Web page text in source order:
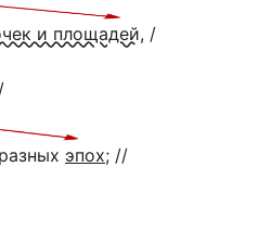
и площадей, /
разных эпох; //